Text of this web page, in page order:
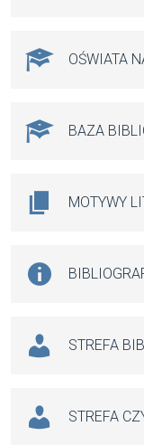
OŚWIATA
BAZA
MOTYWY
STREFA
STREFA